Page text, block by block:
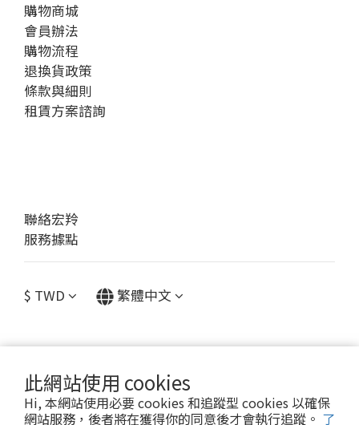
此網站使用 cookies
Hi, 本網站使用必要 cookies 和追蹤型 cookies 以確保
網站服務，後者將在獲得你的同意後才會執行追蹤。 了
購物商城
會員辦法
購物流程
退換貨政策
條款與細則
租賃方案諮詢
聯絡宏羚
服務據點
$ TWD 繁體中文
提醒您，我們不會以電話或簡訊方式通知變更付款方式。